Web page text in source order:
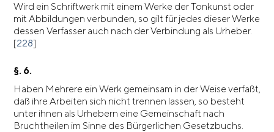
Wird ein Schriftwerk mit einem Werke der Tonkunst oder
mit Abbildungen verbunden, so gilt für jedes dieser Werke
dessen Verfasser auch nach der Verbindung als Urheber.
[228]
§. 6.
Haben Mehrere ein Werk gemeinsam in der Weise verfaßt,
daß ihre Arbeiten sich nicht trennen lassen, so besteht
unter ihnen als Urhebern eine Gemeinschaft nach
Bruchtheilen im Sinne des Bürgerlichen Gesetzbuchs.